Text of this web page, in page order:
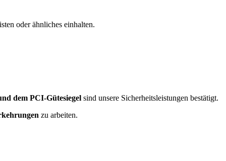
oder ähnliches einhalten.
dem PCI-Gütesiegel sind unsere Sicherheitsleistungen bestätigt.
zu arbeiten.